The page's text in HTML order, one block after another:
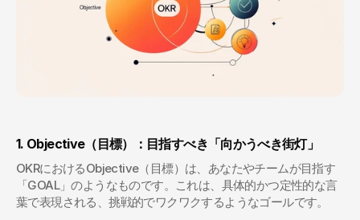
1. Objective（目標）：目指すべき「向かうべき街灯」
OKRにおけるObjective（目標）は、あなたやチームが目指す
「GOAL」のようなものです。これは、具体的かつ定性的な言
葉で表現される、挑戦的でワクワクするようなゴールです。